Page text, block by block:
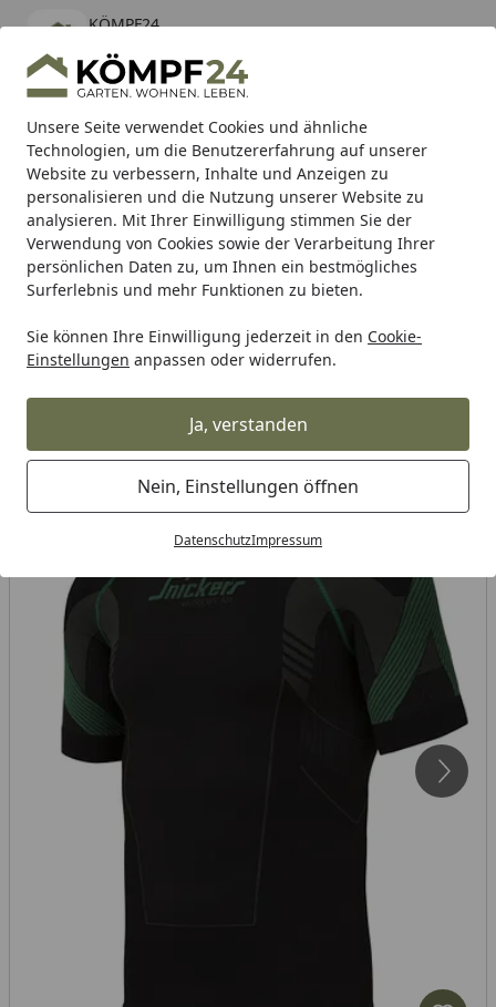
Unsere Seite verwendet Cookies und ähnliche
Technologien, um die Benutzererfahrung auf unserer
Website zu verbessern, Inhalte und Anzeigen zu
personalisieren und die Nutzung unserer Website zu
analysieren. Mit Ihrer Einwilligung stimmen Sie der
Verwendung von Cookies sowie der Verarbeitung Ihrer
persönlichen Daten zu, um Ihnen ein bestmögliches
Surferlebnis und mehr Funktionen zu bieten.
Sie können Ihre Einwilligung jederzeit in den Cookie-
Einstellungen anpassen oder widerrufen.
Ja, verstanden
Nein, Einstellungen öffnen
DatenschutzImpressum
KÖMPF24
kostenlos - Im App Store
Hotline
Alle Produkte
Mein Konto
Suchen
Karibu Pools inkl. gratis Sandfilteranlage & Pool-
Starterset (Gesamtwert bis 468,99€)
Startseite
Arbeitskleidung Funktionsunterwäsche Kurze
Snickers Workwear 9426 FlexiWork
Kurzarm-Shirt, nahtlos